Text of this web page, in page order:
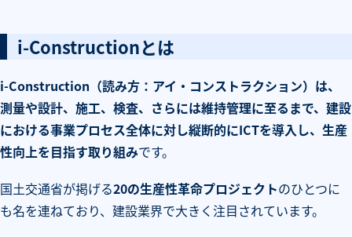
i-Constructionとは
i-Construction（読み方：アイ・コンストラクション）は、
測量や設計、施工、検査、さらには維持管理に至るまで、建設
における事業プロセス全体に対し縦断的にICTを導入し、生産
性向上を目指す取り組みです。
国土交通省が掲げる20の生産性革命プロジェクトのひとつに
も名を連ねており、建設業界で大きく注目されています。